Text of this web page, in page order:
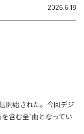
2026.6.18
信開始された。今回デジ
を含む全1曲となってい